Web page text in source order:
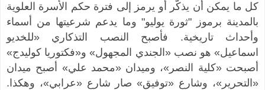
كل ما يمكن أن يذكّر أو يرمز إلى فترة حكم الأسرة العلوية
بالمدينة برموز "ثورة يوليو" وما يدعم شرعيتها من أسماء
وأحداث تاريخية. فأصبح النصب التذكاري «للخديو
اسماعيل» هو نصب «الجندي المجهول» و«فكتوريا كوليدج»
أصبحت «كلية النصر»، وميدان «محمد علي» أصبح ميدان
«التحرير»، وشارع «توفيق» صار شارع «عرابي»، وهكذا.